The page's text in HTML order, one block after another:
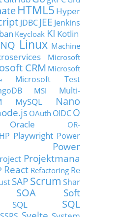
HTML5 Hyper
JDBC JEE Jenkins
Keycloak KI Kotlin
Linux Machine
Microsoft
CRM Microsoft
Microsoft Test
MSI
Multi-
MySQL
Nano
OAuth OIDCO
Oracle
OR-
Playwright Power
Power
Projektmana
React Refactoring Re
SAP Scrum Shar
SOA
Soft
SQL
SQL